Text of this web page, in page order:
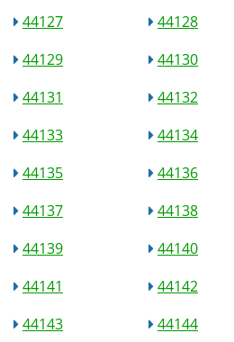
44127
44128
44129
44130
44131
44132
44133
44134
44135
44136
44137
44138
44139
44140
44141
44142
44143
44144